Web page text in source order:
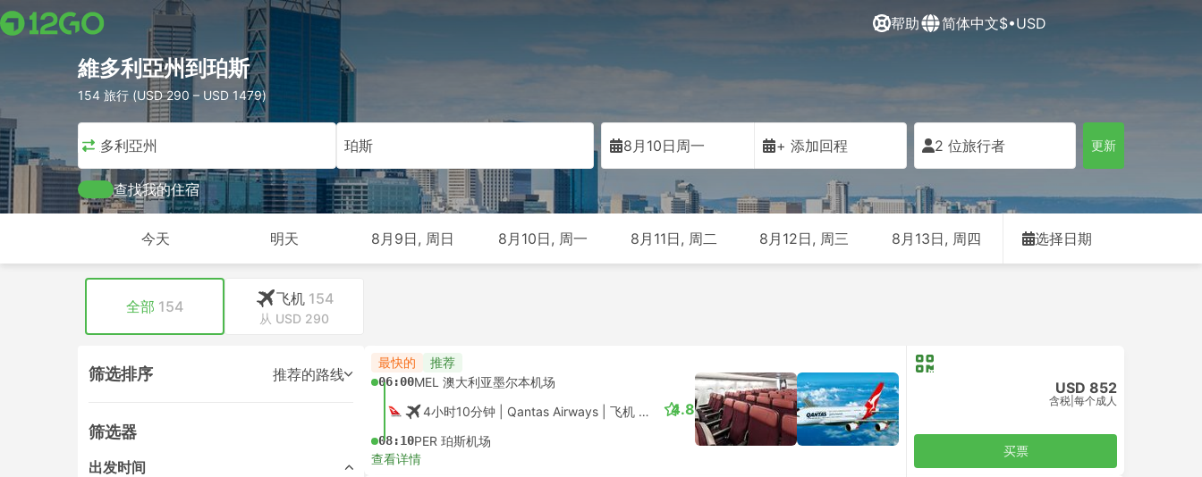
帮助 简体中文$•USD
維多利亞州到珀斯
154 旅行 (USD 290 – USD 1479)
維多利亞州 珀斯 8月10日周一 + 添加回程 2 位旅行者 更新
查找我的住宿
今天 明天 8月9日, 周日 8月10日, 周一 8月11日, 周二 8月12日, 周三 8月13日, 周四 选择日期
全部 154 飞机 154
从 USD 290
筛选排序 推荐的路线
筛选器
出发时间
最快的 推荐
06:00MEL 澳大利亚墨尔本机场
4小时10分钟 | Qantas Airways 飞机 #QF761 |经济舱
08:10PER 珀斯机场
4.8
查看详情
USD 852
含税 每个成人
买票